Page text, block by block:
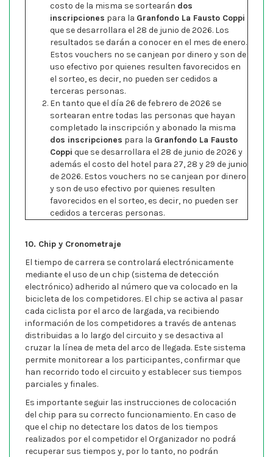
costo de la misma se sortearán dos
inscripciones para la Granfondo La Fausto Coppi
que se desarrollara el 28 de junio de 2026. Los
resultados se darán a conocer en el mes de enero.
Estos vouchers no se canjean por dinero y son de
uso efectivo por quienes resulten favorecidos en
el sorteo, es decir, no pueden ser cedidos a
terceras personas.
En tanto que el día 26 de febrero de 2026 se
sortearan entre todas las personas que hayan
completado la inscripción y abonado la misma
dos inscripciones para la Granfondo La Fausto
Coppi que se desarrollara el 28 de junio de 2026 y
además el costo del hotel para 27, 28 y 29 de junio
de 2026. Estos vouchers no se canjean por dinero
y son de uso efectivo por quienes resulten
favorecidos en el sorteo, es decir, no pueden ser
cedidos a terceras personas.
10. Chip y Cronometraje
El tiempo de carrera se controlará electrónicamente
mediante el uso de un chip (sistema de detección
electrónico) adherido al número que va colocado en la
bicicleta de los competidores. El chip se activa al pasar
cada ciclista por el arco de largada, va recibiendo
información de los competidores a través de antenas
distribuidas a lo largo del circuito y se desactiva al
cruzar la línea de meta del arco de llegada. Este sistema
permite monitorear a los participantes, confirmar que
han recorrido todo el circuito y establecer sus tiempos
parciales y finales.
Es importante seguir las instrucciones de colocación
del chip para su correcto funcionamiento. En caso de
que el chip no detectare los datos de los tiempos
realizados por el competidor el Organizador no podrá
recuperar sus tiempos y, por lo tanto, no podrán